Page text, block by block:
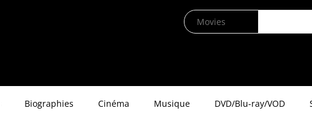
Biographies Cinéma Musique DVD/Blu-ray/VOD